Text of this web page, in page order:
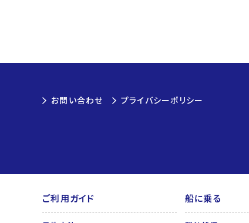
お問い合わせ プライバシーポリシー
ご利用ガイド 船に乗る